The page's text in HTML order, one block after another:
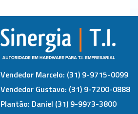
Vendedor Marcelo: (31) 9-9715-0099
Vendedor Gustavo: (31) 9-7200-0888
Plantão: Daniel (31) 9-9973-3800